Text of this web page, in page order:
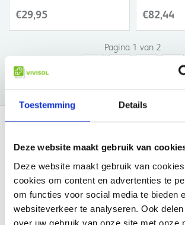
Toestemming Details
Deze website maakt gebruik van
Deze website maakt gebruik van
cookies om content en advertenties te
om functies voor social media te bieden
websiteverkeer te analyseren. Ook
over uw gebruik van onze site met onze
€29,95 €82,44
Pagina 1 van 2
Lowenstein Medical is gespecialiseerd in de
diagnostische en therapeutische apparatuur
slaapapneu. Lowenstein Medical produceert
apparatuur, CPAP-maskers en apparatuur voor